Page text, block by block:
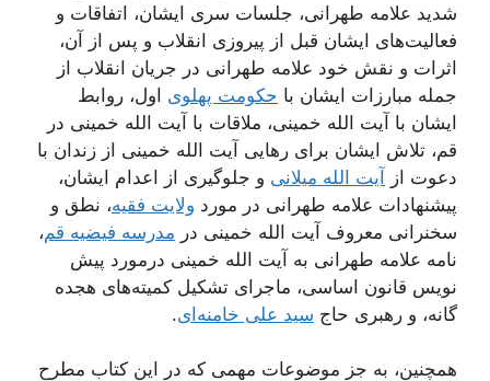
شدید علامه طهرانی، جلسات سری ایشان، اتفاقات و
فعالیت‌های ایشان قبل از پیروزی انقلاب و پس از آن،
اثرات و نقش خود علامه طهرانی در جریان انقلاب از
جمله مبارزات ایشان با حکومت پهلوی اول، روابط
ایشان با آیت الله خمینی، ملاقات با آیت الله خمینی در
قم، تلاش ایشان برای رهایی آیت الله خمینی از زندان با
دعوت از آیت الله میلانی و جلوگیری از اعدام ایشان،
پیشنهادات علامه طهرانی در مورد ولایت فقیه، نطق و
سخنرانی معروف آیت الله خمینی در مدرسه فیضیه قم،
نامه علامه طهرانی به آیت الله خمینی درمورد پیش
نویس قانون اساسی، ماجرای تشکیل کمیته‌های هجده
گانه، و رهبری حاج سید علی خامنه‌ای.
همچنین، به جز موضوعات مهمی که در این کتاب مطرح